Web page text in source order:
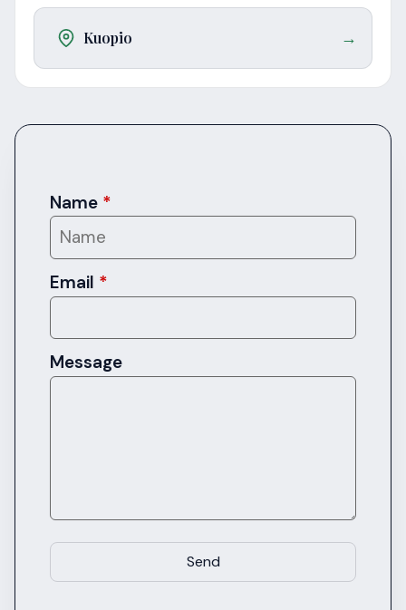
Kuopio →
Name *
Email *
Message
Send